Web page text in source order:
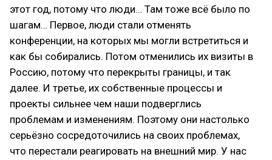
этот год, потому что люди… Там тоже всё было по
шагам… Первое, люди стали отменять
конференции, на которых мы могли встретиться и
как бы собирались. Потом отменились их визиты в
Россию, потому что перекрыты границы, и так
далее. И третье, их собственные процессы и
проекты сильнее чем наши подверглись
проблемам и изменениям. Поэтому они настолько
серьёзно сосредоточились на своих проблемах,
что перестали реагировать на внешний мир. У нас